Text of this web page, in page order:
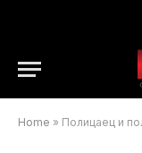
Home » Полицаец и полицајка